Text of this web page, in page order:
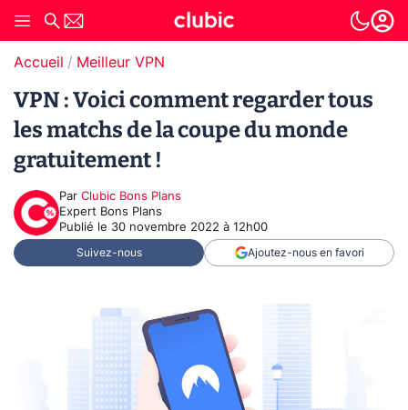
Accueil Meilleur VPN
VPN : Voici comment regarder tous
les matchs de la coupe du monde
gratuitement !
Par Clubic Bons Plans
Expert Bons Plans
Publié le 30 novembre 2022 à 12h00
Suivez-nous Ajoutez-nous en favori